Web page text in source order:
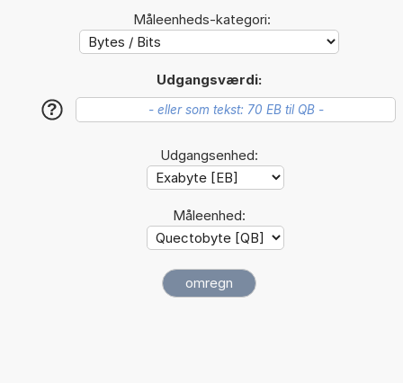
Måleenheds-kategori:
Udgangsværdi:
?
Udgangsenhed:
Måleenhed: